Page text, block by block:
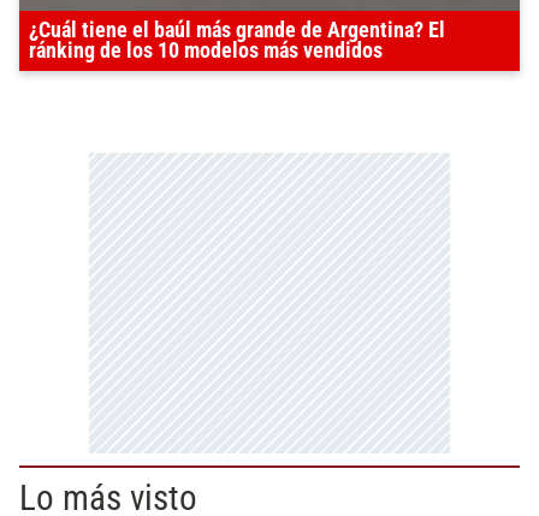
¿Cuál tiene el baúl más grande de Argentina? El
ránking de los 10 modelos más vendidos
Lo más visto